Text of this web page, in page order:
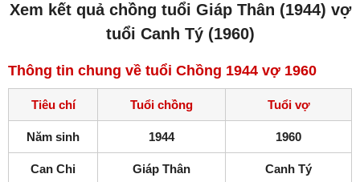
Xem kết quả chồng tuổi Giáp Thân (1944) vợ
tuổi Canh Tý (1960)
Thông tin chung về tuổi Chồng 1944 vợ 1960
Tiêu chí Tuổi chồng Tuổi vợ
Năm sinh 1944 1960
Can Chi Giáp Thân Canh Tý